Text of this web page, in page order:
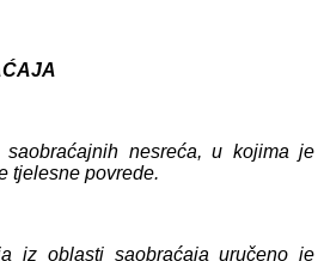
saobraćajnih nesreća, u kojimaje
tjelesne povrede.
iz oblasti saobraćaja uručeno je